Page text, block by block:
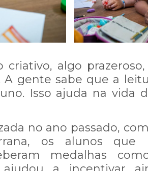
algo
gente sabe que a
Isso ajuda na vida
no ano passado,
os alunos que
medalhas